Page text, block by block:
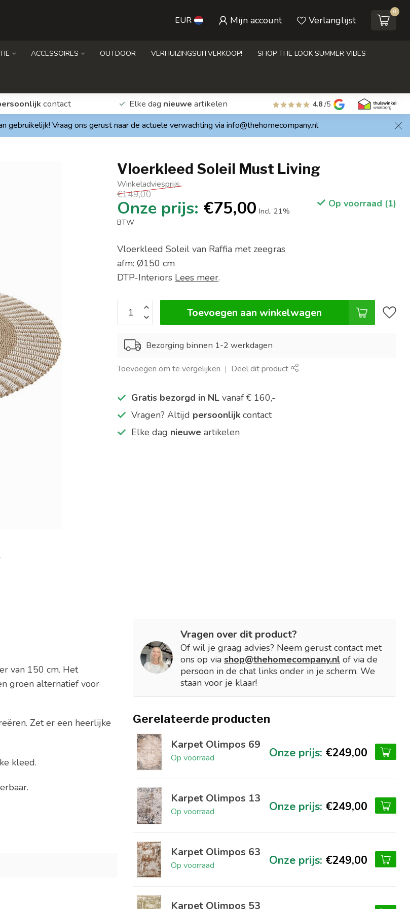
EUR Mijn account Verlanglijst
0
ACCESSOIRES OUTDOOR VERHUIZINGSUITVERKOOP! SHOP THE LOOK SUMMER VIBES
contact Elke dag nieuwe artikelen 4.8 /5
Vraag ons gerust naar de actuele verwachting via info@thehomecompany.nl
Vloerkleed Soleil Must Living
€149,00
€75,00 Incl. 21%
BTW
Op voorraad (1)
Vloerkleed Soleil van Raffia met zeegras
afm: Ø150 cm
DTP-Interiors Lees meer.
Toevoegen aan winkelwagen
Bezorging binnen 1-2 werkdagen
Toevoegen om te vergelijken Deel dit product
Gratis bezorgd in NL vanaf € 160,-
Vragen? Altijd persoonlijk contact
Elke dag nieuwe artikelen
van 150 cm. Het
groen alternatief voor
Zet er een heerlijke
kleed.
Vragen over dit product?
Of wil je graag advies? Neem gerust contact met
ons op via shop@thehomecompany.nl of via de
persoon in de chat links onder in je scherm. We
staan voor je klaar!
Gerelateerde producten
Karpet Olimpos 69
Op voorraad €249,00
Karpet Olimpos 13
Op voorraad €249,00
Karpet Olimpos 63
Op voorraad €249,00
Karpet Olimpos 53